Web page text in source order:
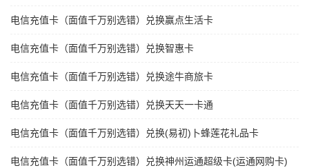
电信充值卡（面值千万别选错）兑换赢点生活卡
电信充值卡（面值千万别选错）兑换智惠卡
电信充值卡（面值千万别选错）兑换途牛商旅卡
电信充值卡（面值千万别选错）兑换天天一卡通
电信充值卡（面值千万别选错）兑换(易初)卜蜂莲花礼品卡
电信充值卡（面值千万别选错）兑换神州运通超级卡(运通网购卡)